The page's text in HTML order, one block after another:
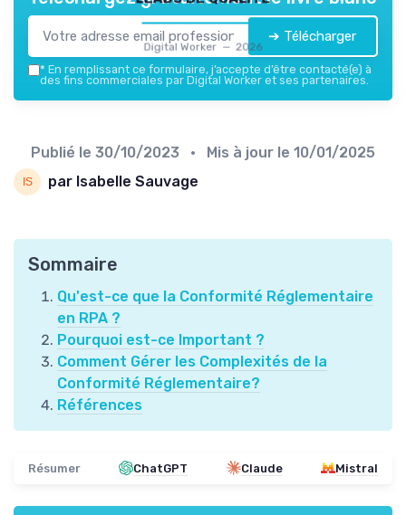
Digital Worker — 2026
➔ Télécharger
* En remplissant ce formulaire, j’accepte d’être contacté(e) à
des fins commerciales par Digital Worker et ses partenaires.
Publié le 30/10/2023 • Mis à jour le 10/01/2025
par Isabelle Sauvage
Sommaire
Qu'est-ce que la Conformité Réglementaire
en RPA ?
Pourquoi est-ce Important ?
Comment Gérer les Complexités de la
Conformité Réglementaire?
Références
Résumer ChatGPT Claude Mistral